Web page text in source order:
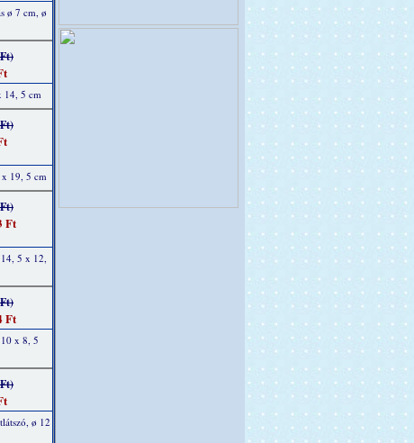
ø 7 cm, ø
14, 5 cm
x 19, 5 cm
Ft
5 x 12,
Ft
x 8, 5
ø 12